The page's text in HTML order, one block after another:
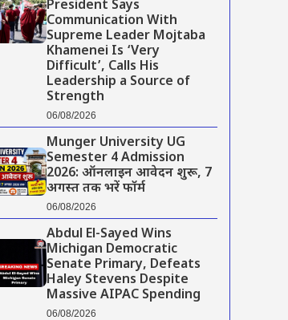
President Says
Communication With
Supreme Leader Mojtaba
Khamenei Is ‘Very
Difficult’, Calls His
Leadership a Source of
Strength
06/08/2026
Munger University UG
Semester 4 Admission
2026: ऑनलाइन आवेदन शुरू, 7
अगस्त तक भरें फॉर्म
06/08/2026
Abdul El-Sayed Wins
Michigan Democratic
Senate Primary, Defeats
Haley Stevens Despite
Massive AIPAC Spending
06/08/2026